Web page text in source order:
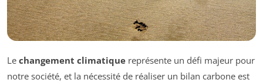
Le changement climatique représente un défi majeur pour
notre société, et la nécessité de réaliser un bilan carbone est